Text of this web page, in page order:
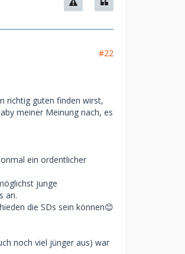
#22
richtig guten finden wirst,
meiner Meinung nach, es
ein ordentlicher
junge
an.
die SDs sein können😊
noch viel jünger aus) war